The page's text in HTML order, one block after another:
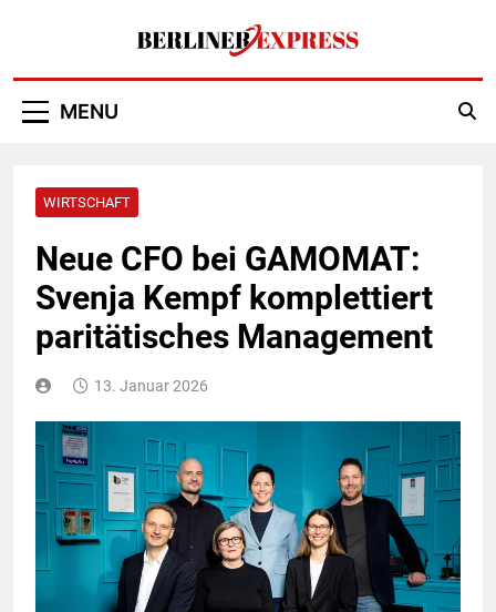
Berliner Express
MENU
WIRTSCHAFT
Neue CFO bei GAMOMAT:
Svenja Kempf komplettiert
paritätisches Management
13. Januar 2026